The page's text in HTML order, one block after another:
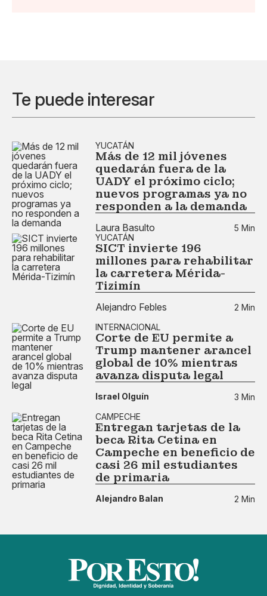
Te puede interesar
YUCATÁN
Más de 12 mil jóvenes
quedarán fuera de la
UADY el próximo ciclo;
nuevos programas ya no
responden a la demanda
Laura Basulto
5 Min
YUCATÁN
SICT invierte 196
millones para rehabilitar
la carretera Mérida-
Tizimín
Alejandro Febles
2 Min
INTERNACIONAL
Corte de EU permite a
Trump mantener arancel
global de 10% mientras
avanza disputa legal
Israel Olguín
3 Min
CAMPECHE
Entregan tarjetas de la
beca Rita Cetina en
Campeche en beneficio de
casi 26 mil estudiantes
de primaria
Alejandro Balan 2 Min